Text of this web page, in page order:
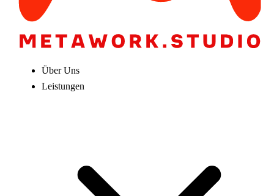
Über Uns
Leistungen